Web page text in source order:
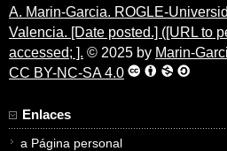
A. Marin-Garcia. ROGLE-
Valencia. [Date posted.] ([URL to
accessed; ]. © 2025 by Marin-
CC BY-NC-SA 4.0
Enlaces
a Página personal